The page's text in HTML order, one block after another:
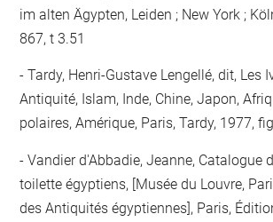
im alten Ägypten, Leiden ; New York ;
867, t 3.51
Tardy, Henri-Gustave Lengellé, dit, Les
Antiquité, Islam, Inde, Chine, Japon,
polaires, Amérique, Paris, Tardy, 1977,
Vandier d'Abbadie, Jeanne, Catalogue
toilette égyptiens, [Musée du Louvre,
des Antiquités égyptiennes], Paris,